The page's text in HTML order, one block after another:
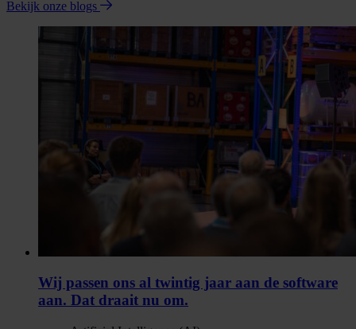
Bekijk onze blogs
Wij passen ons al twintig jaar aan de software
aan. Dat draait nu om.